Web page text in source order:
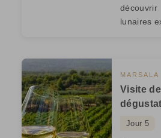
lunaires
MARSALA
Visite
Jour 5